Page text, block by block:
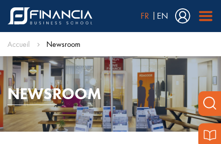
FR EN
Accueil Newsroom
NEWSROOM